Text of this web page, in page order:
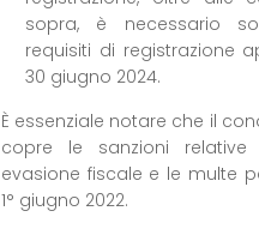
sopra, è necessario
requisiti di registrazione
30 giugno 2024.
È essenziale notare che il
copre le sanzioni
evasione fiscale e le multe
1° giugno 2022.